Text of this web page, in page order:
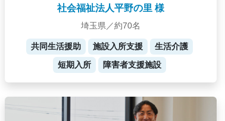
社会福祉法人平野の里 様
埼玉県／約70名
共同生活援助 施設入所支援
生活介護
短期入所
障害者支援施設